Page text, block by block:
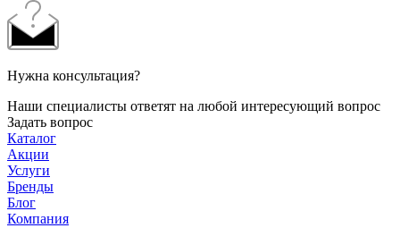
Нужна консультация?
Наши специалисты ответят на любой интересующий вопрос
Задать вопрос
Каталог
Акции
Услуги
Бренды
Блог
Компания